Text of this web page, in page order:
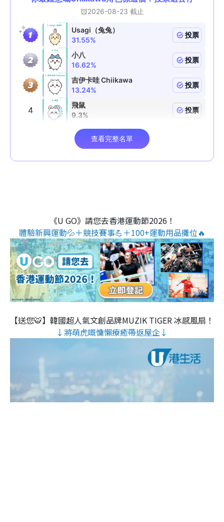
《U GO》請您去香港運動節2026！
體驗新興運動💦＋競技賽事💪＋100+運動用品攤位🔥
【送您🐯】韓國超人氣文創品牌MUZIK TIGER 冰感風扇！
↓將萌虎嘅慵懶療癒帶返屋企↓